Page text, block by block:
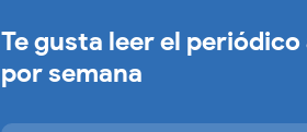
Te gusta leer el periódico
por semana